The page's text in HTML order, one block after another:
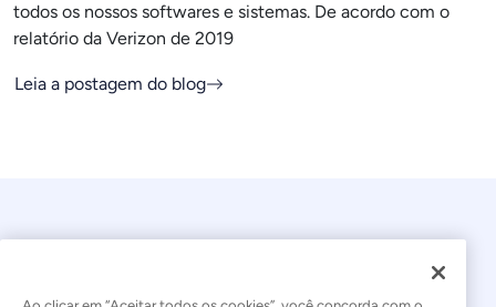
todos os nossos softwares e sistemas. De acordo com o
relatório da Verizon de 2019
Leia a postagem do blog